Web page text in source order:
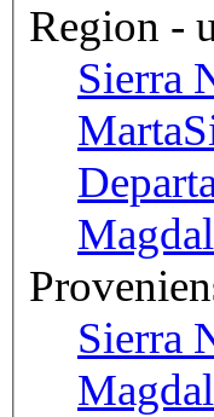
Region -
Sierra
Marta
Sierra